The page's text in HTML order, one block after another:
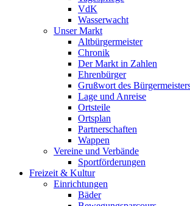
VdK
Wasserwacht
Unser Markt
Altbürgermeister
Chronik
Der Markt in Zahlen
Ehrenbürger
Grußwort des
Lage und Anreise
Ortsteile
Ortsplan
Partnerschaften
Wappen
Vereine und Verbände
Sportförderungen
Freizeit & Kultur
Einrichtungen
Bäder